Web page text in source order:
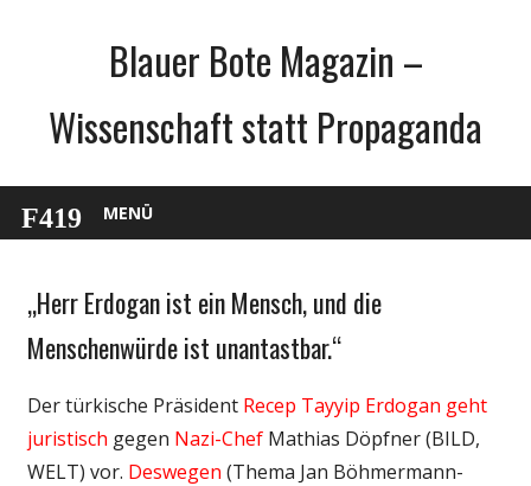
Blauer Bote Magazin –
Wissenschaft statt Propaganda
MENÜ
Gesellschaft
Unterhaltung
„Herr Erdogan ist ein Mensch, und die
Menschenwürde ist unantastbar.“
Der türkische Präsident Recep Tayyip Erdogan geht
juristisch gegen Nazi-ChefMathias Döpfner (BILD,
WELT) vor. Deswegen (Thema Jan Böhmermann-